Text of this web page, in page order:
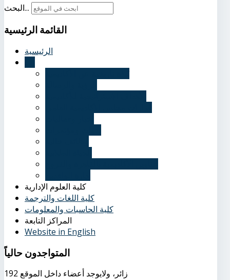
البحث...
القائمة الرئيسية
الرئيسية
كلية العلوم الإدارية
كلية اللغات والترجمة
كلية الحاسبات والمعلومات
المراكز التابعة
Website in English
المتواجدون حالياً
192 زائر، ولايوجد أعضاء داخل الموقع